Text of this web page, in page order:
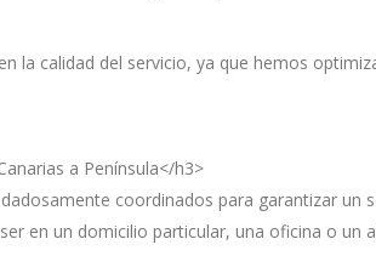
la calidad del servicio, ya que hemos
a Península</h3>
coordinados para garantizar
en un domicilio particular, una oficina o un